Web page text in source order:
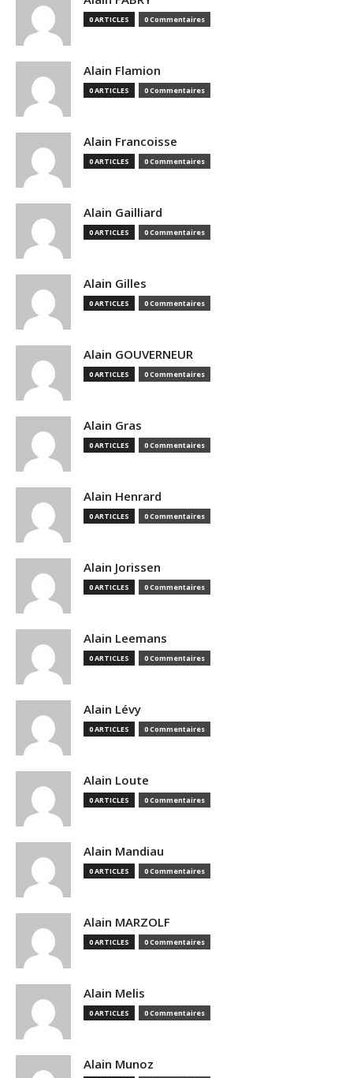
0 ARTICLES 0 Commentaires
Alain Flamion
0 ARTICLES 0 Commentaires
Alain Francoisse
0 ARTICLES 0 Commentaires
Alain Gailliard
0 ARTICLES 0 Commentaires
Alain Gilles
0 ARTICLES 0 Commentaires
Alain GOUVERNEUR
0 ARTICLES 0 Commentaires
Alain Gras
0 ARTICLES 0 Commentaires
Alain Henrard
0 ARTICLES 0 Commentaires
Alain Jorissen
0 ARTICLES 0 Commentaires
Alain Leemans
0 ARTICLES 0 Commentaires
Alain Lévy
0 ARTICLES 0 Commentaires
Alain Loute
0 ARTICLES 0 Commentaires
Alain Mandiau
0 ARTICLES 0 Commentaires
Alain MARZOLF
0 ARTICLES 0 Commentaires
Alain Melis
0 ARTICLES 0 Commentaires
Alain Munoz